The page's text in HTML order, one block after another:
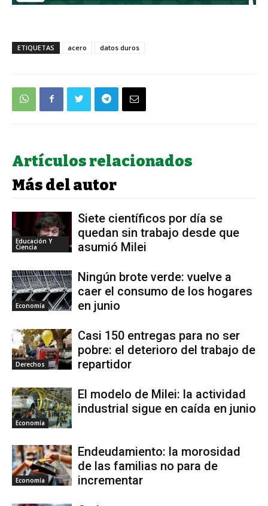
ETIQUETAS acero datos duros
Artículos relacionados
Más del autor
Educación Y
Ciencia
Siete científicos por día se
quedan sin trabajo desde que
asumió Milei
Economía
Ningún brote verde: vuelve a
caer el consumo de los hogares
en junio
Derechos
Casi 150 entregas para no ser
pobre: el deterioro del trabajo de
repartidor
Economía
El modelo de Milei: la actividad
industrial sigue en caída en junio
Economía
Endeudamiento: la morosidad
de las familias no para de
incrementar